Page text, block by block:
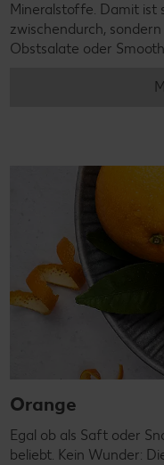
Mineralstoffe. Damit ist
zwischendurch,
Obstsalate oder
Orange
Egal ob als Saft oder
beliebt. Kein Wunder: